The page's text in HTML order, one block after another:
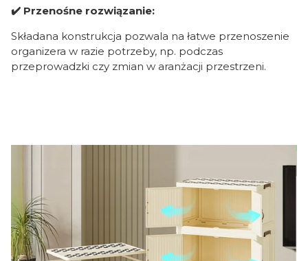
✔️ Przenośne rozwiązanie:
Składana konstrukcja pozwala na łatwe przenoszenie
organizera w razie potrzeby, np. podczas
przeprowadzki czy zmian w aranżacji przestrzeni.